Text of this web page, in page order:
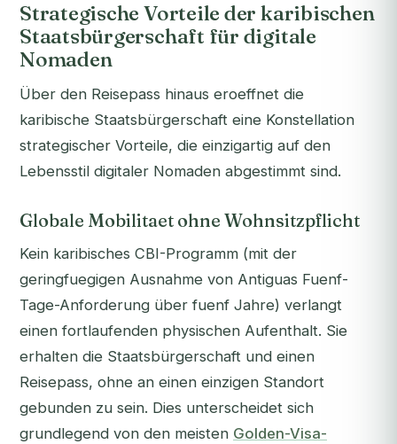
Strategische Vorteile der karibischen
Staatsbürgerschaft für digitale
Nomaden
Über den Reisepass hinaus eroeffnet die
karibische Staatsbürgerschaft eine Konstellation
strategischer Vorteile, die einzigartig auf den
Lebensstil digitaler Nomaden abgestimmt sind.
Globale Mobilitaet ohne Wohnsitzpflicht
Kein karibisches CBI-Programm (mit der
geringfuegigen Ausnahme von Antiguas Fuenf-
Tage-Anforderung über fuenf Jahre) verlangt
einen fortlaufenden physischen Aufenthalt. Sie
erhalten die Staatsbürgerschaft und einen
Reisepass, ohne an einen einzigen Standort
gebunden zu sein. Dies unterscheidet sich
grundlegend von den meisten Golden-Visa-